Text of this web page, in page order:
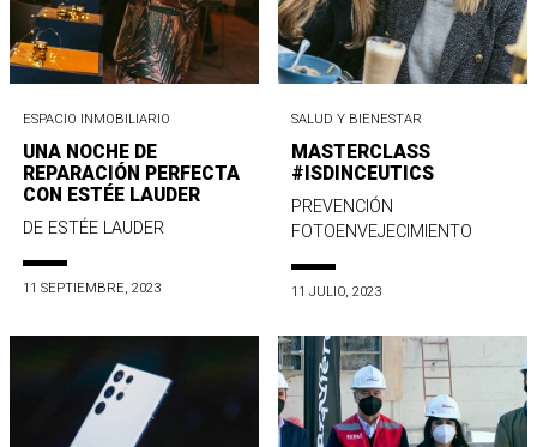
ESPACIO INMOBILIARIO
UNA NOCHE DE
REPARACIÓN PERFECTA
CON ESTÉE LAUDER
DE ESTÉE LAUDER
11 SEPTIEMBRE, 2023
SALUD Y BIENESTAR
MASTERCLASS
#ISDINCEUTICS
PREVENCIÓN
FOTOENVEJECIMIENTO
11 JULIO, 2023